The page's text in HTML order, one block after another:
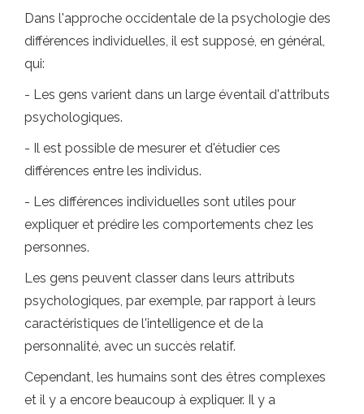
Dans l'approche occidentale de la psychologie des
différences individuelles, il est supposé, en général,
qui:
- Les gens varient dans un large éventail d'attributs
psychologiques.
- Il est possible de mesurer et d'étudier ces
différences entre les individus.
- Les différences individuelles sont utiles pour
expliquer et prédire les comportements chez les
personnes.
Les gens peuvent classer dans leurs attributs
psychologiques, par exemple, par rapport à leurs
caractéristiques de l'intelligence et de la
personnalité, avec un succès relatif.
Cependant, les humains sont des êtres complexes
et il y a encore beaucoup à expliquer. Il y a